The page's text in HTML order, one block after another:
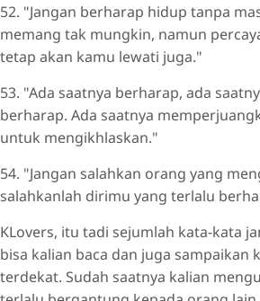
52. "Jangan berharap hidup tanpa
memang tak mungkin, namun
tetap akan kamu lewati juga."
53. "Ada saatnya berharap, ada
berharap. Ada saatnya
untuk mengikhlaskan."
54. "Jangan salahkan orang yang
salahkanlah dirimu yang terlalu
KLovers, itu tadi sejumlah kata-kata
bisa kalian baca dan juga sampaikan
terdekat. Sudah saatnya kalian